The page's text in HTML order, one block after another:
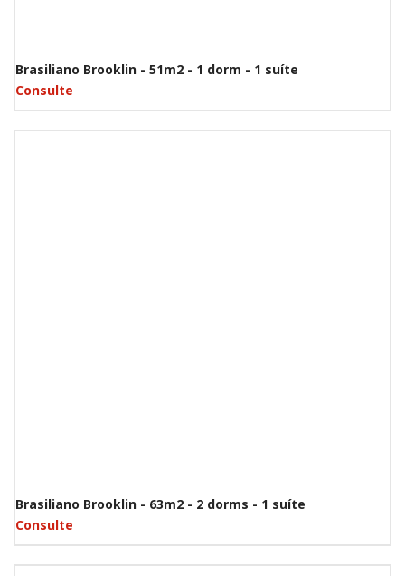
Brasiliano Brooklin - 51m2 - 1 dorm - 1 suíte
Consulte
Brasiliano Brooklin - 63m2 - 2 dorms - 1 suíte
Consulte